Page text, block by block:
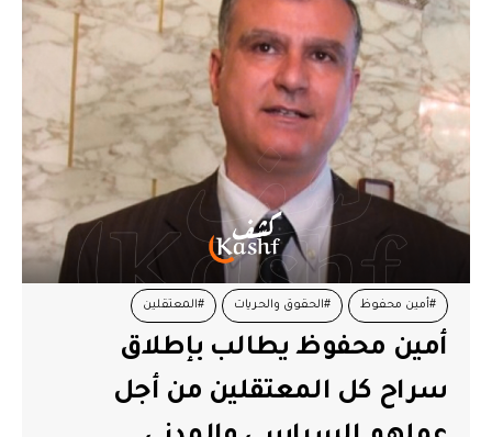
#أمين محفوظ #الحقوق والحريات #المعتقلين
أمين محفوظ يطالب بإطلاق
سراح كل المعتقلين من أجل